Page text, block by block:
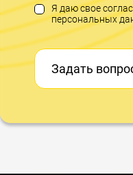
Я даю свое
персональных
Задать